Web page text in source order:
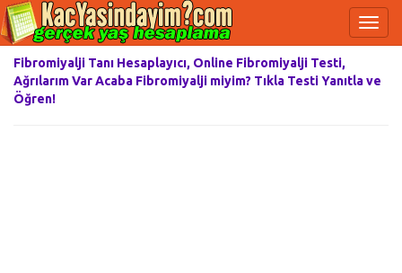
Fibromiyalji Tanı Hesaplayıcı, Online Fibromiyalji Testi,
Ağrılarım Var Acaba Fibromiyalji miyim? Tıkla Testi Yanıtla ve
Öğren!